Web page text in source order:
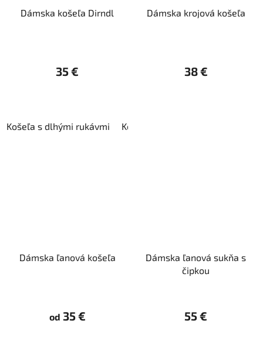
Dámska košeľa Dirndl
35 €
Košeľa s dlhými rukávmi Košeľa s krátkymi rukávmi
Dámska krojová košeľa
38 €
Dámska ľanová košeľa
od 35 €
Dámska ľanová sukňa s
čipkou
55 €